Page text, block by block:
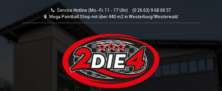
Service Hotline (Mo.-Fr. 11 - 17 Uhr) (0 26 63) 9 68 69 37
Mega Paintball Shop mit über 440 m2 in Westerburg/Westerwald